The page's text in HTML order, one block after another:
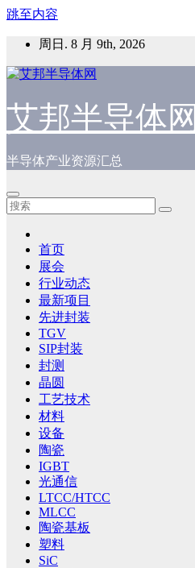
跳至内容
周日. 8 月 9th, 2026
艾邦半导体网
半导体产业资源汇总
首页
展会
行业动态
最新项目
先进封装
TGV
SIP封装
封测
晶圆
工艺技术
材料
设备
陶瓷
IGBT
光通信
LTCC/HTCC
MLCC
陶瓷基板
塑料
SiC